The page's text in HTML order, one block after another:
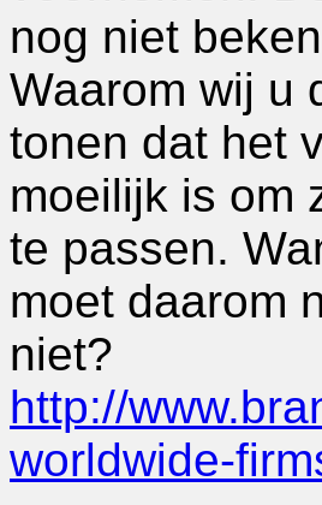
nog niet
Waarom wij u
tonen dat het
moeilijk is om
te passen.
moet daarom
niet?
http://
worldwide-